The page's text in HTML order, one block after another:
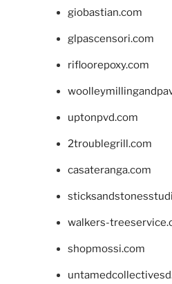
giobastian.com
glpascensori.com
rifloorepoxy.com
uptonpvd.com
2troublegrill.com
casateranga.com
walkers-
shopmossi.com